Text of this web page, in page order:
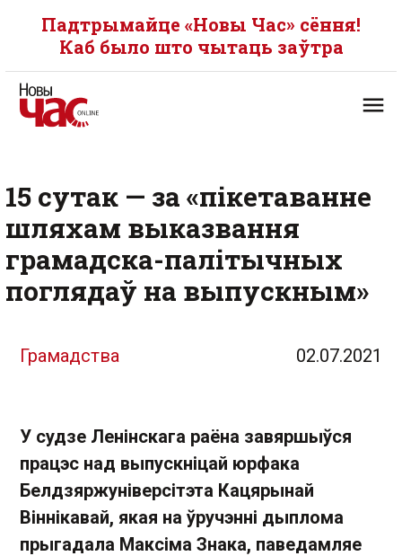
Падтрымайце «Новы Час» сёння!
Каб было што чытаць заўтра
15 сутак — за «пікетаванне
шляхам выказвання
грамадска-палітычных
поглядаў на выпускным»
Грамадства 02.07.2021
У судзе Ленінскага раёна завяршыўся
працэс над выпускніцай юрфака
Белдзяржуніверсітэта Кацярынай
Віннікавай, якая на ўручэнні дыплома
прыгадала Максіма Знака, паведамляе